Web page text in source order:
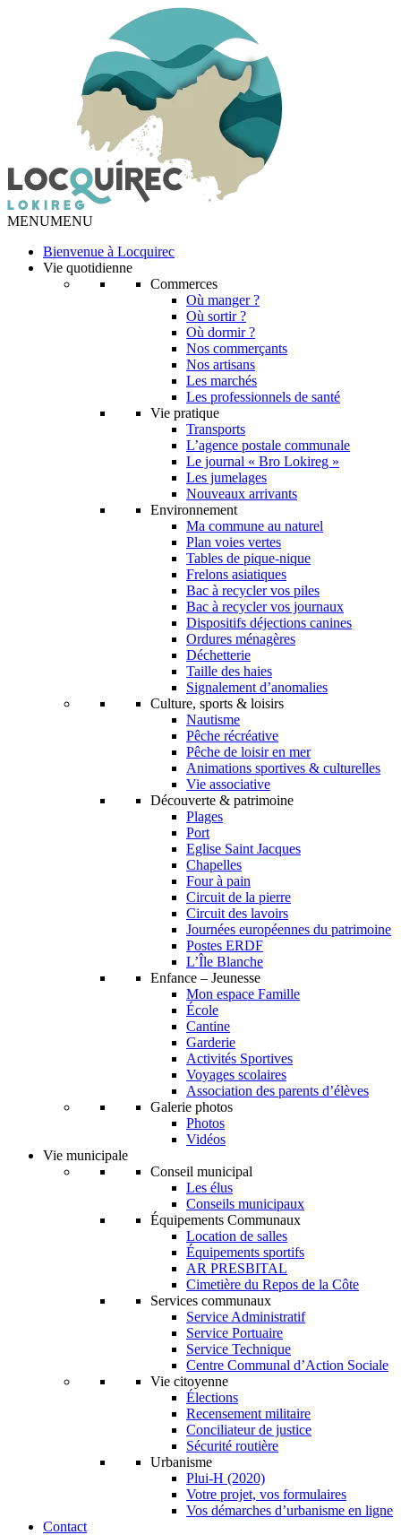
MENUMENU
Bienvenue à Locquirec
Vie quotidienne
Commerces
Où manger ?
Où sortir ?
Où dormir ?
Nos commerçants
Nos artisans
Les marchés
Les professionnels de santé
Vie pratique
Transports
L’agence postale communale
Le journal « Bro Lokireg »
Les jumelages
Nouveaux arrivants
Environnement
Ma commune au naturel
Plan voies vertes
Tables de pique-nique
Frelons asiatiques
Bac à recycler vos piles
Bac à recycler vos journaux
Dispositifs déjections canines
Ordures ménagères
Déchetterie
Taille des haies
Signalement d’anomalies
Culture, sports & loisirs
Nautisme
Pêche récréative
Pêche de loisir en mer
Animations sportives & culturelles
Vie associative
Découverte & patrimoine
Plages
Port
Eglise Saint Jacques
Chapelles
Four à pain
Circuit de la pierre
Circuit des lavoirs
Journées européennes du patrimoine
Postes ERDF
L’Île Blanche
Enfance – Jeunesse
Mon espace Famille
École
Cantine
Garderie
Activités Sportives
Voyages scolaires
Association des parents d’élèves
Galerie photos
Photos
Vidéos
Vie municipale
Conseil municipal
Les élus
Conseils municipaux
Équipements Communaux
Location de salles
Équipements sportifs
AR PRESBITAL
Cimetière du Repos de la Côte
Services communaux
Service Administratif
Service Portuaire
Service Technique
Centre Communal d’Action Sociale
Vie citoyenne
Élections
Recensement militaire
Conciliateur de justice
Sécurité routière
Urbanisme
Plui-H (2020)
Votre projet, vos formulaires
Vos démarches d’urbanisme en ligne
Contact